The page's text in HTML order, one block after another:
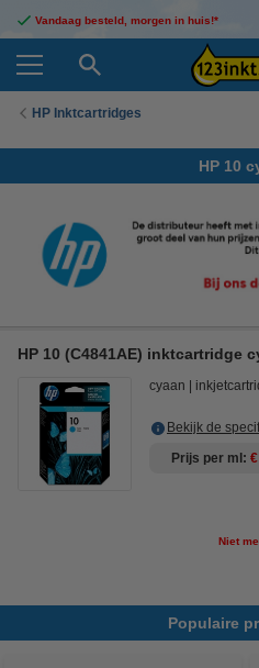
Vandaag besteld, morgen in huis!*
HP Inktcartridges
HP 10
HP 10 (C4841AE) inktcartridge
cyaan
Bekijk de
Prijs per ml
Niet
Populaire